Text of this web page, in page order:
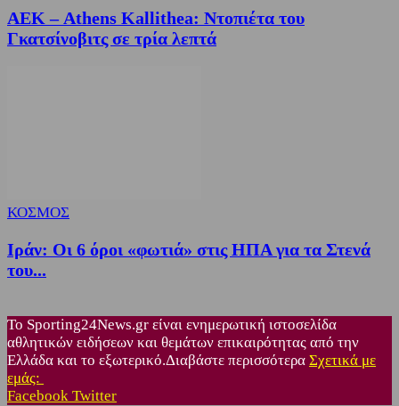
ΑΕΚ – Athens Kallithea: Ντοπιέτα του
Γκατσίνοβιτς σε τρία λεπτά
ΚΟΣΜΟΣ
Ιράν: Οι 6 όροι «φωτιά» στις ΗΠΑ για τα Στενά
του...
Το Sporting24News.gr είναι ενημερωτική ιστοσελίδα
αθλητικών ειδήσεων και θεμάτων επικαιρότητας από την
Ελλάδα και το εξωτερικό.Διαβάστε περισσότερα Σχετικά με
εμάς:
Facebook Twitter